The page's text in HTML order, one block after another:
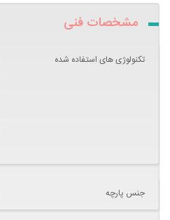
مشخصات فنی
تکنولوژی های استفاده شده
جنس پارچه